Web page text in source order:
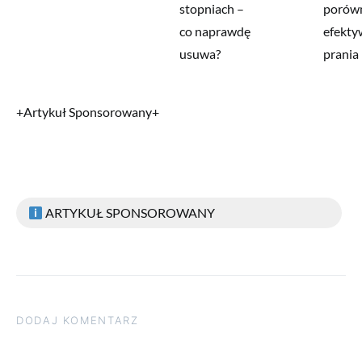
stopniach –
co naprawdę
usuwa?
prania
+Artykuł Sponsorowany+
ARTYKUŁ SPONSOROWANY
DODAJ KOMENTARZ